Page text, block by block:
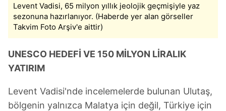
Levent Vadisi, 65 milyon yıllık jeolojik geçmişiyle yaz
sezonuna hazırlanıyor. (Haberde yer alan görseller
Takvim Foto Arşiv'e aittir)
UNESCO HEDEFİ VE 150 MİLYON LİRALIK
YATIRIM
Levent Vadisi'nde incelemelerde bulunan Ulutaş,
bölgenin yalnızca Malatya için değil, Türkiye için